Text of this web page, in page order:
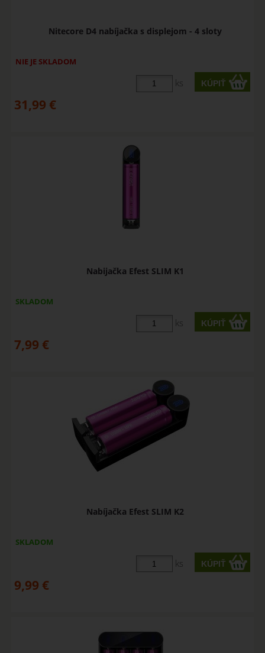
Nitecore D4 nabíjačka s displejom - 4 sloty
NIE JE SKLADOM
ks
31,99 €
Nabijačka Efest SLIM K1
SKLADOM
ks
7,99 €
Nabíjačka Efest SLIM K2
SKLADOM
ks
9,99 €